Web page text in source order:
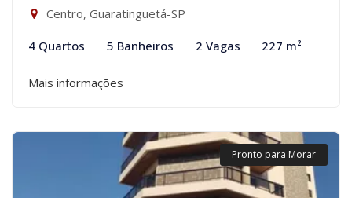
Centro, Guaratinguetá-SP
4 Quartos 5 Banheiros 2 Vagas 227 m²
Mais informações
Pronto para Morar